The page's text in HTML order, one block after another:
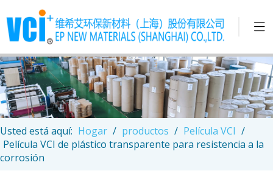
Usted está aquí: Hogar / productos / Película VCI /
Película VCI de plástico transparente para resistencia a la
corrosión